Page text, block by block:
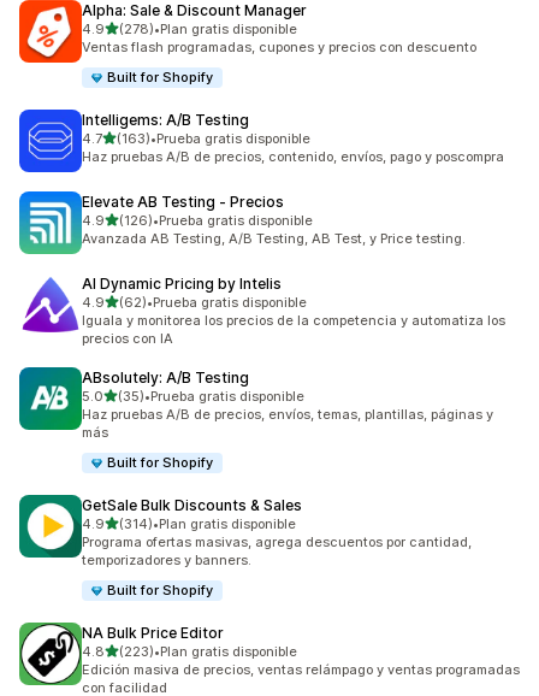
Alpha: Sale & Discount Manager
4.9de 5 estrellas
(278)
278 reseñas en total
•Plan gratis disponible
Ventas flash programadas, cupones y precios con descuento
Built for Shopify
Intelligems: A/B Testing
4.7de 5 estrellas
(163)
163 reseñas en total
•Prueba gratis disponible
Haz pruebas A/B de precios, contenido, envíos, pago y poscompra
Elevate AB Testing ‑ Precios
4.9de 5 estrellas
(126)
126 reseñas en total
•Prueba gratis disponible
Avanzada AB Testing, A/B Testing, AB Test, y Price testing.
AI Dynamic Pricing by Intelis
4.9de 5 estrellas
(62)
62 reseñas en total
•Prueba gratis disponible
Iguala y monitorea los precios de la competencia y automatiza los
precios con IA
ABsolutely: A/B Testing
5.0de 5 estrellas
(35)
35 reseñas en total
•Prueba gratis disponible
Haz pruebas A/B de precios, envíos, temas, plantillas, páginas y
más
Built for Shopify
GetSale Bulk Discounts & Sales
4.9de 5 estrellas
(314)
314 reseñas en total
•Plan gratis disponible
Programa ofertas masivas, agrega descuentos por cantidad,
temporizadores y banners.
Built for Shopify
NA Bulk Price Editor
4.8de 5 estrellas
(223)
223 reseñas en total
•Plan gratis disponible
Edición masiva de precios, ventas relámpago y ventas programadas
con facilidad